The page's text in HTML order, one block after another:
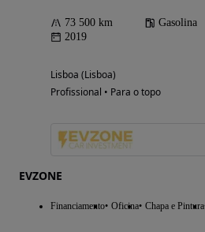
73 500 km Gasolina
2019
Lisboa (Lisboa)
Profissional • Para o topo
EVZONE
Financiamento Oficina Chapa e Pintura